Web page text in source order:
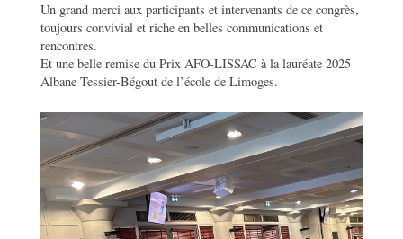
Un grand merci aux participants et intervenants de ce congrès,
toujours convivial et riche en belles communications et
rencontres.
Et une belle remise du Prix AFO-LISSAC à la lauréate 2025
Albane Tessier-Bégout de l’école de Limoges.